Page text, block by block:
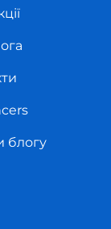
блогу